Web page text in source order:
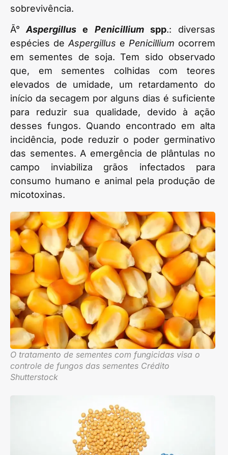
sobrevivência.
Ã°
Aspergillus e Penicilliumspp.: diversas
espécies deAspergillus e Penicillium ocorrem
em sementes de soja. Tem sido observado
que, em sementes colhidas com teores
elevados de umidade, um retardamento do
início da secagem por alguns dias é suficiente
para reduzir sua qualidade, devido à ação
desses fungos. Quando encontrado em alta
incidência, pode reduzir o poder germinativo
das sementes. A emergência de plântulas no
campo inviabiliza grãos infectados para
consumo humano e animal pela produção de
micotoxinas.
O tratamento de sementes com fungicidas visa o
controle de fungos das sementes Crédito
Shutterstock